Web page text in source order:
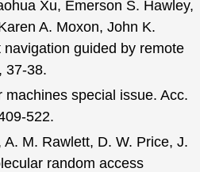
Xu, Emerson S. Hawley,
A. Moxon, John K.
guided by remote
, 37-38.
special issue. Acc.
522.
M. Rawlett, D. W. Price, J.
random access